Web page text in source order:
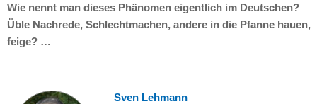
Wie nennt man dieses Phänomen eigentlich im Deutschen?
Üble Nachrede, Schlechtmachen, andere in die Pfanne hauen,
feige? …
Sven Lehmann